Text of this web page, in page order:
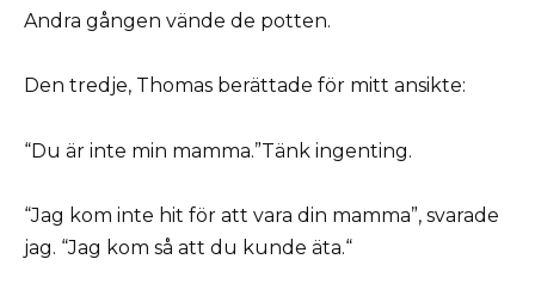
Andra gången vände de potten.
Den tredje, Thomas berättade för mitt ansikte:
“Du är inte min mamma.”Tänk ingenting.
“Jag kom inte hit för att vara din mamma”, svarade
jag. “Jag kom så att du kunde äta.“